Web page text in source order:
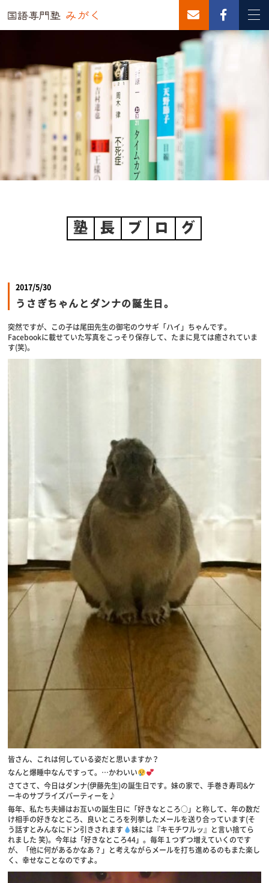
塾 長 ブ ロ グ
2017/5/30
うさぎちゃんとダンナの誕生日。
突然ですが、この子は尾田先生の御宅のウサギ「ハイ」ちゃんです。
Facebookに載せていた写真をこっそり保存して、たまに見ては癒されていま
す(笑)。
皆さん、これは何している姿だと思いますか？
なんと爆睡中なんですって。…かわいい
さてさて、今日はダンナ(伊藤先生)の誕生日です。妹の家で、手巻き寿司&ケ
ーキのサプライズパーティーを♪
毎年、私たち夫婦はお互いの誕生日に「好きなところ○」と称して、年の数だ
け相手の好きなところ、良いところを列挙したメールを送り合っています(そ
う話すとみんなにドン引きされます
妹には『キモチワルッ』と言い捨てら
れました 笑)。今年は「好きなところ44」。毎年１つずつ増えていくのです
が、「他に何があるかなあ？」と考えながらメールを打ち進めるのもまた楽し
く、幸せなことなのですよ。